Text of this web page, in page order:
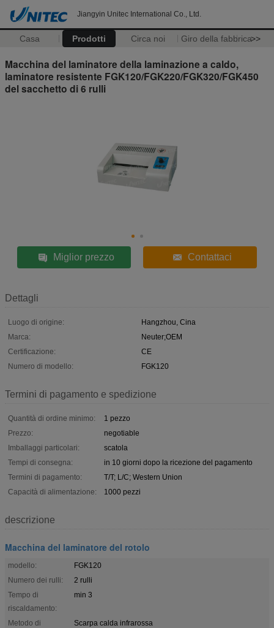
Jiangyin Unitec International Co., Ltd.
Casa Prodotti Circa noi Giro della fabbrica>>
Macchina del laminatore della laminazione a caldo,
laminatore resistente FGK120/FGK220/FGK320/FGK450
del sacchetto di 6 rulli
Miglior prezzo Contattaci
Dettagli
Luogo di origine:
Hangzhou, Cina
Marca:
Neuter;OEM
Certificazione:
CE
Numero di modello:
FGK120
Termini di pagamento e spedizione
Quantità di ordine minimo:
1 pezzo
Prezzo:
negotiable
Imballaggi particolari:
scatola
Tempi di consegna:
in 10 giorni dopo la ricezione del pagamento
Termini di pagamento:
T/T; L/C; Western Union
Capacità di alimentazione:
1000 pezzi
descrizione
Macchina del laminatore del rotolo
modello:
FGK120
Numero dei rulli:
2 rulli
Tempo di
riscaldamento:
min 3
Metodo di
Scarpa calda infrarossa